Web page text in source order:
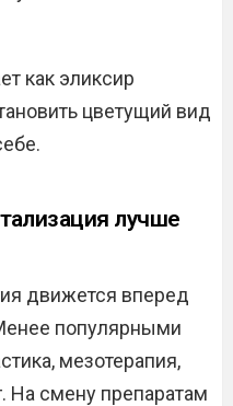
как эликсир
цветущий вид
лучше
движется вперед
популярными
мезотерапия,
На смену препаратам